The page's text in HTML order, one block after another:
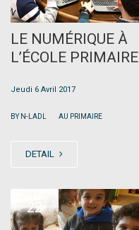
LE NUMÉRIQUE À
L’ÉCOLE PRIMAIRE
Jeudi 6 Avril 2017
BY N-LADL AU PRIMAIRE
DETAIL
22